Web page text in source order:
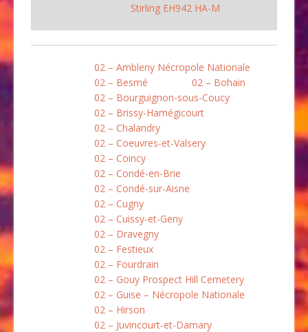
Stirling EH942 HA-M
02 – Ambleny Nécropole Nationale
02 – Besmé
02 – Bohain
02 – Bourguignon-sous-Coucy
02 – Brissy-Hamégicourt
02 – Chalandry
02 – Coeuvres-et-Valsery
02 – Coincy
02 – Condé-en-Brie
02 – Condé-sur-Aisne
02 – Cugny
02 – Cuissy-et-Geny
02 – Dravegny
02 – Festieux
02 – Fourdrain
02 – Gouy Prospect Hill Cemetery
02 – Guise – Nécropole Nationale
02 – Hirson
02 – Juvincourt-et-Damary